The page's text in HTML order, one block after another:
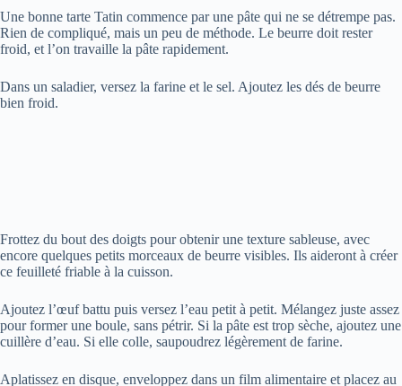
Une bonne tarte Tatin commence par une pâte qui ne se détrempe pas.
Rien de compliqué, mais un peu de méthode. Le beurre doit rester
froid, et l’on travaille la pâte rapidement.
Dans un saladier, versez la farine et le sel. Ajoutez les dés de beurre
bien froid.
Frottez du bout des doigts pour obtenir une texture sableuse, avec
encore quelques petits morceaux de beurre visibles. Ils aideront à créer
ce feuilleté friable à la cuisson.
Ajoutez l’œuf battu puis versez l’eau petit à petit. Mélangez juste assez
pour former une boule, sans pétrir. Si la pâte est trop sèche, ajoutez une
cuillère d’eau. Si elle colle, saupoudrez légèrement de farine.
Aplatissez en disque, enveloppez dans un film alimentaire et placez au